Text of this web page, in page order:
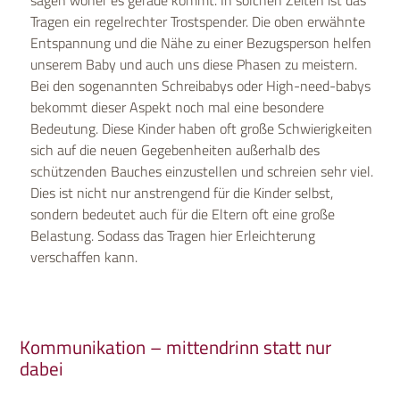
Tragen ein regelrechter Trostspender. Die oben erwähnte
Entspannung und die Nähe zu einer Bezugsperson helfen
unserem Baby und auch uns diese Phasen zu meistern.
Bei den sogenannten Schreibabys oder High-need-babys
bekommt dieser Aspekt noch mal eine besondere
Bedeutung. Diese Kinder haben oft große Schwierigkeiten
sich auf die neuen Gegebenheiten außerhalb des
schützenden Bauches einzustellen und schreien sehr viel.
Dies ist nicht nur anstrengend für die Kinder selbst,
sondern bedeutet auch für die Eltern oft eine große
Belastung. Sodass das Tragen hier Erleichterung
verschaffen kann.
Kommunikation – mittendrinn statt nur
dabei